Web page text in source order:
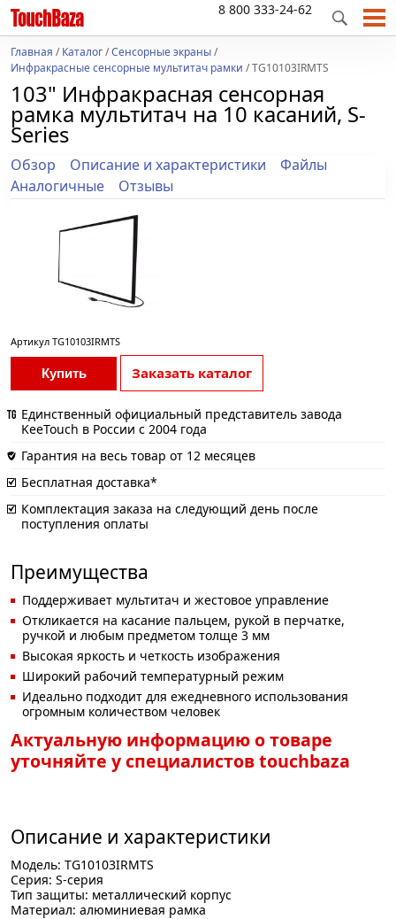
8 800 333-24-62
Главная /Каталог/Сенсорные экраны/
Инфракрасные сенсорные мультитач рамки / TG10103IRMTS
103" Инфракрасная сенсорная
рамка мультитач на 10 касаний, S-
Series
Обзор Описание и характеристики
Файлы
Аналогичные
Отзывы
Артикул TG10103IRMTS
Купить Заказать каталог
Единственный официальный представитель завода
KeeTouch в России с 2004 года
Гарантия на весь товар от 12 месяцев
Бесплатная доставка*
Комплектация заказа на следующий день после
поступления оплаты
Преимущества
Поддерживает мультитач и жестовое управление
Откликается на касание пальцем, рукой в перчатке,
ручкой и любым предметом толще 3 мм
Высокая яркость и четкость изображения
Широкий рабочий температурный режим
Идеально подходит для ежедневного использования
огромным количеством человек
Актуальную информацию о товаре
уточняйте у специалистов touchbaza
Описание и характеристики
Модель: TG10103IRMTS
Серия: S-серия
Тип защиты: металлический корпус
Материал: алюминиевая рамка